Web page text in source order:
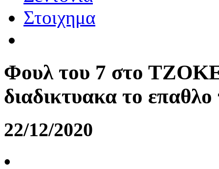
Στοιχημα
Φουλ του 7 στο
διαδικτυακα το
22/12/2020
•